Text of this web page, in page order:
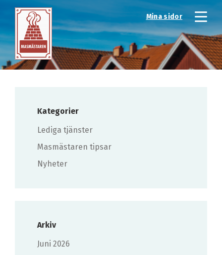
Mina sidor
Kategorier
Lediga tjänster
Masmästaren tipsar
Nyheter
Arkiv
juni 2026